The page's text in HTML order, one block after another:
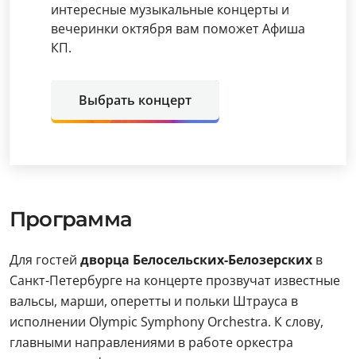
интересные музыкальные концерты и
вечеринки октября вам поможет Афиша
КП.
Выбрать концерт
Программа
Для гостей дворца Белосельских-Белозерских в
Санкт-Петербурге на концерте прозвучат известные
вальсы, марши, оперетты и польки Штрауса в
исполнении Olympic Symphony Orchestra. К слову,
главными направлениями в работе оркестра